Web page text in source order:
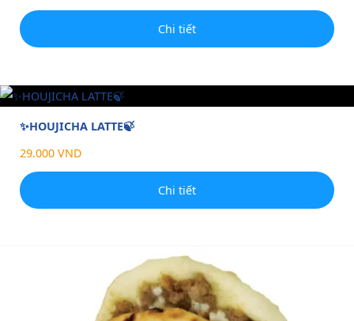
Chi tiết
✨HOUJICHA LATTE🍃
29.000 VND
Chi tiết